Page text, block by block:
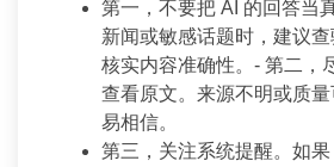
第一，不要把 AI 的回答当
新闻或敏感话题时，建议
核实内容准确性。- 第二，
查看原文。来源不明或质
易相信。
第三，关注系统提醒。如